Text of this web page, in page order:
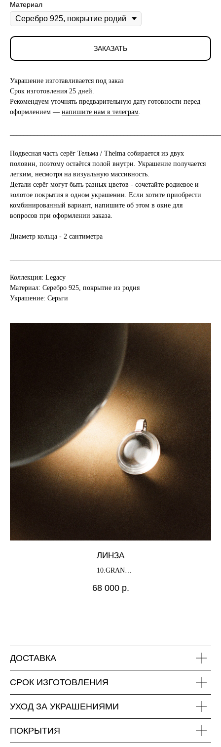
Материал
ЗАКАЗАТЬ
Украшение изготавливается под заказ
Срок изготовления 25 дней.
Рекомендуем уточнять предварительную дату готовности перед
оформлением — напишите нам в телеграм.
Подвесная часть серёг Тельма / Thelma собирается из двух
половин, поэтому остаётся полой внутри. Украшение получается
легким, несмотря на визуальную массивность.
Детали серёг могут быть разных цветов - сочетайте родиевое и
золотое покрытия в одном украшении. Если хотите приобрести
комбинированный вариант, напишите об этом в окне для
вопросов при оформлении заказа.
Диаметр кольца - 2 сантиметра
Коллекция: Legacy
Материал: Серебро 925, покрытие из родия
Украшение: Серьги
ЛИНЗА
10.GRAN
«Художественный»
68 000 р.
ДОСТАВКА
СРОК ИЗГОТОВЛЕНИЯ
УХОД ЗА УКРАШЕНИЯМИ
ПОКРЫТИЯ